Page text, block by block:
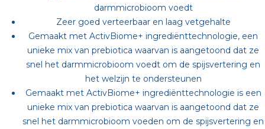
darmmicrobioom voedt
Zeer goed verteerbaar en laag vetgehalte
Gemaakt met ActivBiome+ ingrediënttechnologie, een
unieke mix van prebiotica waarvan is aangetoond dat ze
snel het darmmicrobioom voedt om de spijsvertering en
het welzijn te ondersteunen
Gemaakt met ActivBiome+ ingrediënttechnologie is een
unieke mix van prebiotica waarvan is aangetoond dat ze
snel het darmmicrobioom voeden om de spijsvertering en